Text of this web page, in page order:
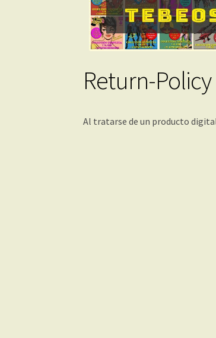
Return-Policy
Al tratarse de un producto